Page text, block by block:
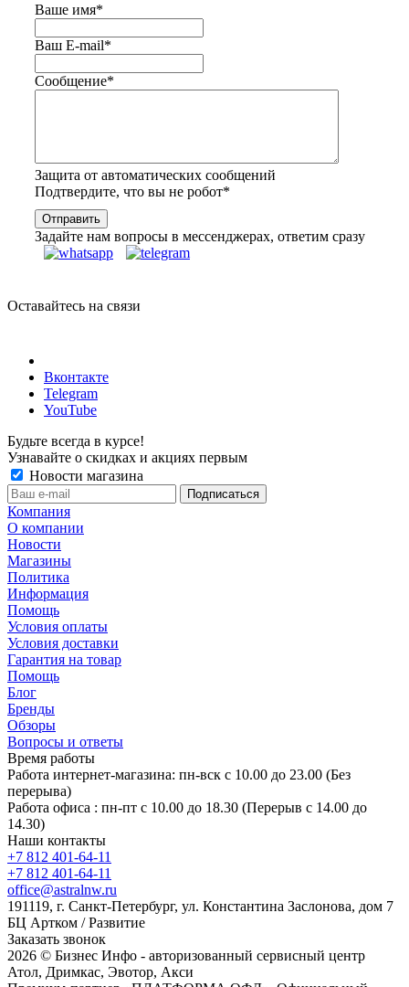
Ваше имя*
Ваш E-mail*
Сообщение*
Защита от автоматических сообщений
Подтвердите, что вы не робот*
Задайте нам вопросы в мессенджерах, ответим сразу
Оставайтесь на связи
Вконтакте
Telegram
YouTube
Будьте всегда в курсе!
Узнавайте о скидках и акциях первым
Новости магазина
Компания
О компании
Новости
Магазины
Политика
Информация
Помощь
Условия оплаты
Условия доставки
Гарантия на товар
Помощь
Блог
Бренды
Обзоры
Вопросы и ответы
Время работы
Работа интернет-магазина: пн-вск с 10.00 до 23.00 (Без
перерыва)
Работа офиса : пн-пт с 10.00 до 18.30 (Перерыв с 14.00 до
14.30)
Наши контакты
+7 812 401-64-11
+7 812 401-64-11
office@astralnw.ru
191119, г. Санкт-Петербург, ул. Константина Заслонова, дом 7
БЦ Артком / Развитие
Заказать звонок
2026 © Бизнес Инфо - авторизованный сервисный центр
Атол, Дримкас, Эвотор, Акси